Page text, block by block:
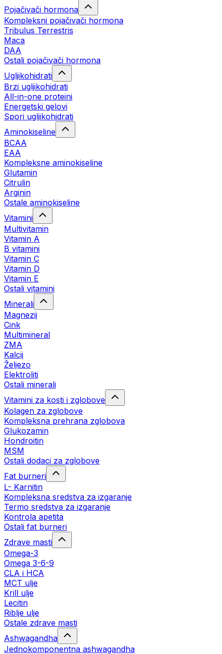
Pojačivači hormona
Kompleksni pojačivači hormona
Tribulus Terrestris
Maca
DAA
Ostali pojačivači hormona
Ugljikohidrati
Brzi ugljikohidrati
All-in-one proteini
Energetski gelovi
Spori ugljikohidrati
Aminokiseline
BCAA
EAA
Kompleksne aminokiseline
Glutamin
Citrulin
Arginin
Ostale aminokiseline
Vitamini
Multivitamin
Vitamin A
B vitamini
Vitamin C
Vitamin D
Vitamin E
Ostali vitamini
Minerali
Magnezij
Cink
Multimineral
ZMA
Kalcij
Željezo
Elektroliti
Ostali minerali
Vitamini za kosti i zglobove
Kolagen za zglobove
Kompleksna prehrana zglobova
Glukozamin
Hondroitin
MSM
Ostali dodaci za zglobove
Fat burneri
L- Karnitin
Kompleksna sredstva za izgaranje
Termo sredstva za izgaranje
Kontrola apetita
Ostali fat burneri
Zdrave masti
Omega-3
Omega 3-6-9
CLA i HCA
MCT ulje
Krill ulje
Lecitin
Riblje ulje
Ostale zdrave masti
Ashwagandha
Jednokomponentna ashwagandha